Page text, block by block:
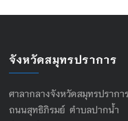
จังหวัดสมุทรปราการ
ศาลากลางจังหวัดสมุทรปรากา
ถนนสุทธิภิรมย์ ตำบลปากน้ำ